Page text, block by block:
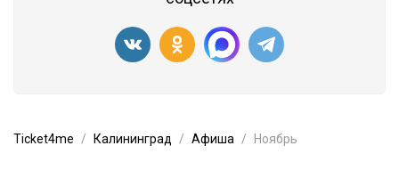
Ticket4me Калининград Афиша Ноябрь